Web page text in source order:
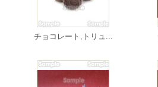
チョコレート,トリュ...